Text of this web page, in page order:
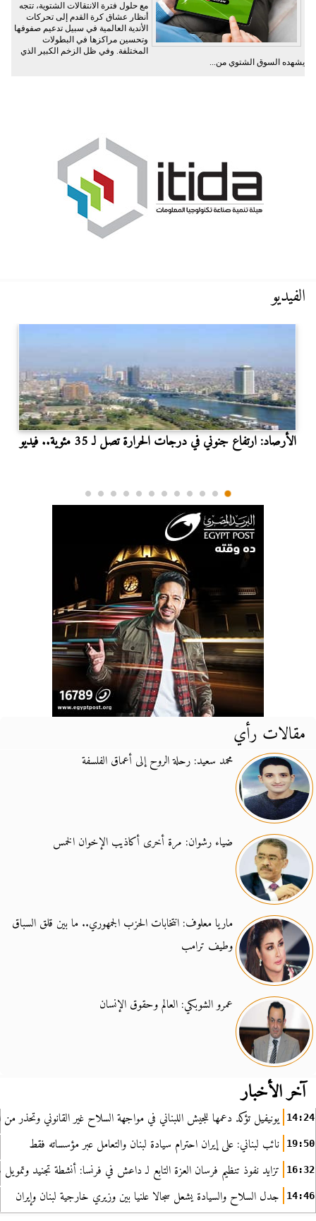
مع حلول فترة الانتقالات الشتوية، تتجه
أنظار عشاق كرة القدم إلى تحركات
الأندية العالمية في سبيل تدعيم صفوفها
وتحسين مراكزها في البطولات
المختلفة. وفي ظل الزخم الكبير الذي
يشهده السوق الشتوي من...
الفيديو
الأرصاد: ارتفاع جنوني في درجات الحرارة تصل لـ 35 مئوية.. فيديو
مقالات رأي
محمد سعيد: رحلة الروح إلى أعماق الفلسفة
ضياء رشوان: مرة أخرى أكاذيب الإخوان الخمس
ماريا معلوف: انتخابات الحزب الجمهوري.. ما بين قلق السباق
وطيف ترامب
عمرو الشوبكي: العالم وحقوق الإنسان
آخر الأخبار
14:24 يونيفيل تؤكد دعمها للجيش اللبناني في مواجهة السلاح غير القانوني وتحذر من
19:50 نائب لبناني: على إيران احترام سيادة لبنان والتعامل عبر مؤسساته فقط
16:32 تزايد نفوذ تنظيم فرسان العزة التابع لـ داعش في فرنسا: أنشطة تجنيد
14:46 جدل السلاح والسيادة يشعل سجالا علنيا بين وزيري خارجية لبنان وإيران